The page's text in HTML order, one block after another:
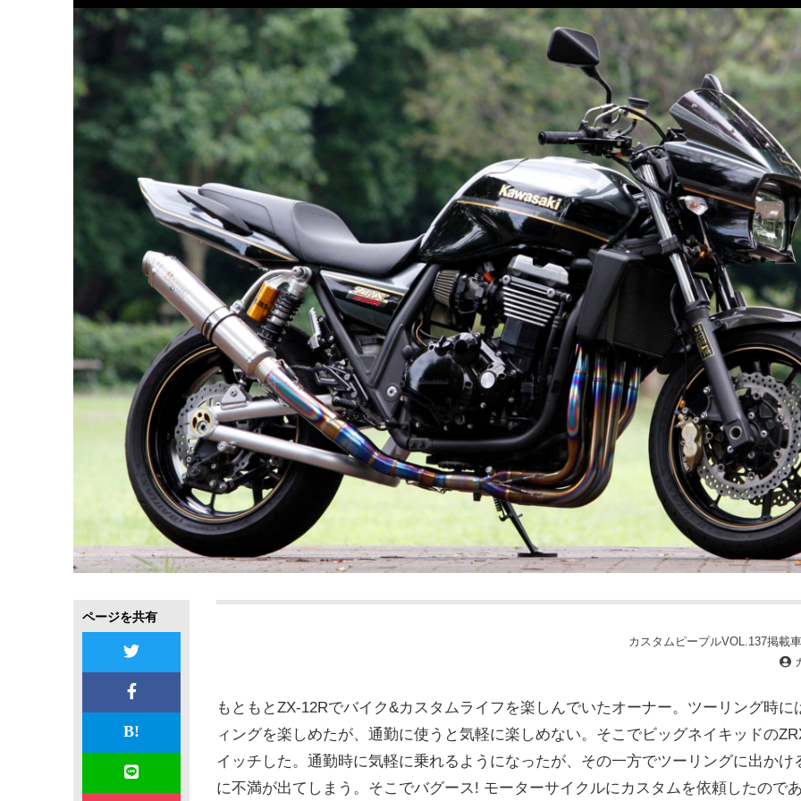
ページを共有
カスタムピープルVOL.137掲載
もともとZX-12Rでバイク&カスタムライフを楽しんでいたオーナー。ツーリング時に
ィングを楽しめたが、通勤に使うと気軽に楽しめない。そこでビッグネイキッドの
イッチした。通勤時に気軽に乗れるようになったが、その一方でツーリングに出かけ
に不満が出てしまう。そこでバグース! モーターサイクルにカスタムを依頼したので